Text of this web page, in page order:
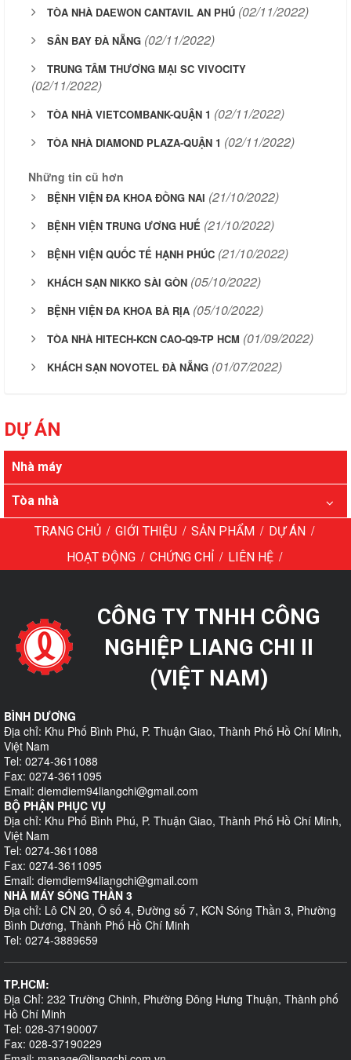
TÒA NHÀ DAEWON CANTAVIL AN PHÚ (02/11/2022)
SÂN BAY ĐÀ NẴNG (02/11/2022)
TRUNG TÂM THƯƠNG MẠI SC VIVOCITY
(02/11/2022)
TÒA NHÀ VIETCOMBANK-QUẬN 1 (02/11/2022)
TÒA NHÀ DIAMOND PLAZA-QUẬN 1 (02/11/2022)
Những tin cũ hơn
BỆNH VIỆN ĐA KHOA ĐỒNG NAI (21/10/2022)
BỆNH VIỆN TRUNG ƯƠNG HUẾ (21/10/2022)
BỆNH VIỆN QUỐC TẾ HẠNH PHÚC (21/10/2022)
KHÁCH SẠN NIKKO SÀI GÒN (05/10/2022)
BỆNH VIỆN ĐA KHOA BÀ RỊA (05/10/2022)
TÒA NHÀ HITECH-KCN CAO-Q9-TP HCM (01/09/2022)
KHÁCH SẠN NOVOTEL ĐÀ NẴNG (01/07/2022)
DỰ ÁN
Nhà máy
Tòa nhà
TRANG CHỦ / GIỚI THIỆU / SẢN PHẨM / DỰ ÁN /
HOẠT ĐỘNG / CHỨNG CHỈ / LIÊN HỆ /
CÔNG TY TNHH CÔNG
NGHIỆP LIANG CHI II
(VIỆT NAM)
BÌNH DƯƠNG
Địa chỉ: Khu Phố Bình Phú, P. Thuận Giao, Thành Phố Hồ Chí Minh,
Việt Nam
Tel: 0274-3611088
Fax: 0274-3611095
Email: diemdiem94liangchi@gmail.com
BỘ PHẬN PHỤC VỤ
Địa chỉ: Khu Phố Bình Phú, P. Thuận Giao, Thành Phố Hồ Chí Minh,
Việt Nam
Tel: 0274-3611088
Fax: 0274-3611095
Email: diemdiem94liangchi@gmail.com
NHÀ MÁY SÓNG THẦN 3
Địa chỉ: Lô CN 20, Ô số 4, Đường số 7, KCN Sóng Thần 3, Phường
Bình Dương, Thành Phố Hồ Chí Minh
Tel: 0274-3889659
TP.HCM:
Địa Chỉ: 232 Trường Chinh, Phường Đông Hưng Thuận, Thành phố
Hồ Chí Minh
Tel: 028-37190007
Fax: 028-37190229